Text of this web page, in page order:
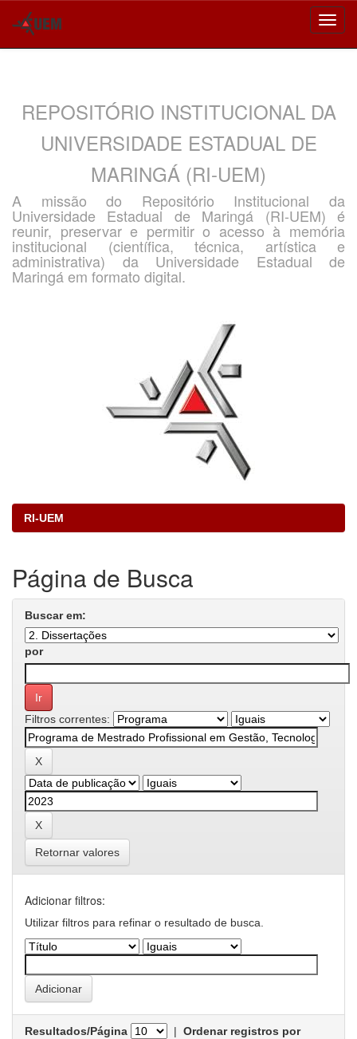
REPOSITÓRIO INSTITUCIONAL DA
UNIVERSIDADE ESTADUAL DE
MARINGÁ (RI-UEM)
A missão do Repositório Institucional da
Universidade Estadual de Maringá (RI-UEM) é
reunir, preservar e permitir o acesso à memória
institucional (científica, técnica, artística e
administrativa) da Universidade Estadual de
Maringá em formato digital.
RI-UEM
Página de Busca
Buscar em:
por
Filtros correntes:
Retornar valores
Adicionar filtros:
Utilizar filtros para refinar o resultado de busca.
Resultados/Página | Ordenar registros por